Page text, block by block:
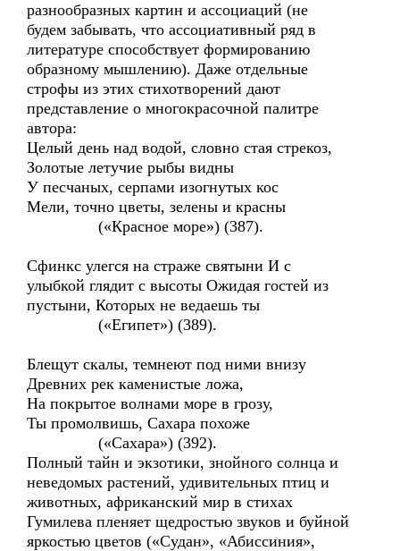
разнообразных картин и ассоциаций (не
будем забывать, что ассоциативный ряд в
литературе способствует формированию
образному мышлению). Даже отдельные
строфы из этих стихотворений дают
представление о многокрасочной палитре
автора:
Целый день над водой, словно стая стрекоз,
Золотые летучие рыбы видны
У песчаных, серпами изогнутых кос
Мели, точно цветы, зелены и красны
(«Красное море») (387).
Сфинкс улегся на страже святыни И с
улыбкой глядит с высоты Ожидая гостей из
пустыни, Которых не ведаешь ты
(«Египет») (389).
Блещут скалы, темнеют под ними внизу
Древних рек каменистые ложа,
На покрытое волнами море в грозу,
Ты промолвишь, Сахара похоже
(«Сахара») (392).
Полный тайн и экзотики, знойного солнца и
неведомых растений, удивительных птиц и
животных, африканский мир в стихах
Гумилева пленяет щедростью звуков и буйной
яркостью цветов («Судан», «Абиссиния»,